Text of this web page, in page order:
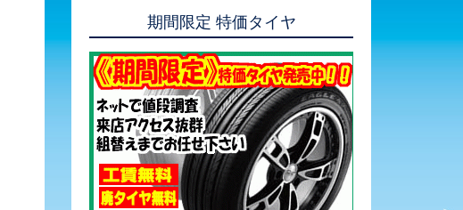
期間限定 特価タイヤ